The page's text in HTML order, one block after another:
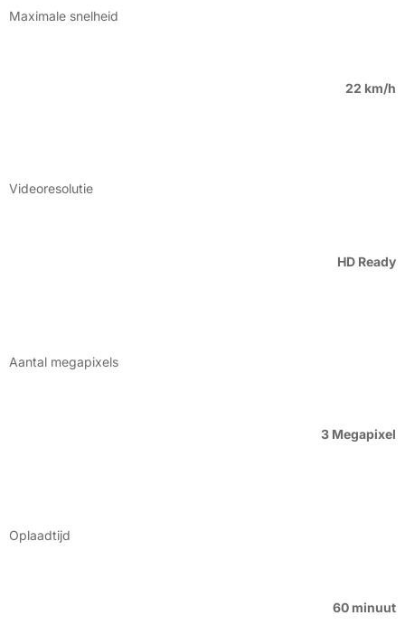
Maximale snelheid
22 km/h
Videoresolutie
HD Ready
Aantal megapixels
3 Megapixel
Oplaadtijd
60 minuut